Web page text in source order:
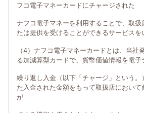
フコ電子マネーカードにチャージされた
ナフコ電子マネーを利用することで、取扱
たは提供を受けることができるサービスを
（4）ナフコ電子マネーカードとは、当社
る加減算型カードで、貨幣価値情報を電子
繰り返し入金（以下「チャージ」という。
た入金された金額をもって取扱店において
が